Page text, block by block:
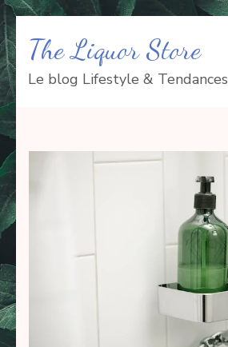
Aller
au
contenu
(Pressez
Entrée)
The Liquor Store
Le blog Lifestyle & Tendances